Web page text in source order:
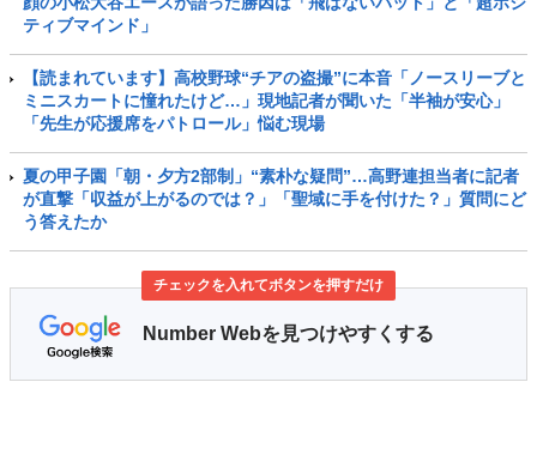
ティブマインド」
【読まれています】高校野球“チアの盗撮”に本音「ノースリーブと
ミニスカートに憧れたけど…」現地記者が聞いた「半袖が安心」
「先生が応援席をパトロール」悩む現場
夏の甲子園「朝・夕方2部制」“素朴な疑問”…高野連担当者に記者
が直撃「収益が上がるのでは？」「聖域に手を付けた？」質問にど
う答えたか
チェックを入れてボタンを押すだけ
Number Webを見つけやすくする